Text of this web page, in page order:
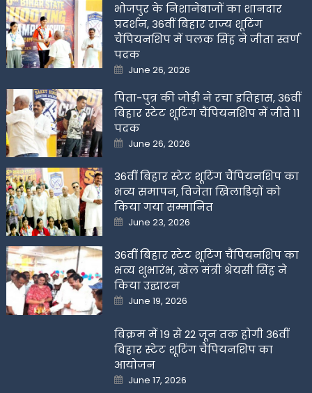
भोजपुर के निशानेबाजों का शानदार
प्रदर्शन, 36वीं बिहार राज्य शूटिंग
चैंपियनशिप में पलक सिंह ने जीता स्वर्ण
पदक
Posted
on
June 26, 2026
पिता-पुत्र की जोड़ी ने रचा इतिहास, 36वीं
बिहार स्टेट शूटिंग चैंपियनशिप में जीते 11
पदक
Posted
on
June 26, 2026
36वीं बिहार स्टेट शूटिंग चैंपियनशिप का
भव्य समापन, विजेता खिलाडिय़ों को
किया गया सम्मानित
Posted
on
June 23, 2026
36वीं बिहार स्टेट शूटिंग चैंपियनशिप का
भव्य शुभारंभ, खेल मंत्री श्रेयसी सिंह ने
किया उद्घाटन
Posted
on
June 19, 2026
बिक्रम में 19 से 22 जून तक होगी 36वीं
बिहार स्टेट शूटिंग चैंपियनशिप का
आयोजन
Posted
on
June 17, 2026